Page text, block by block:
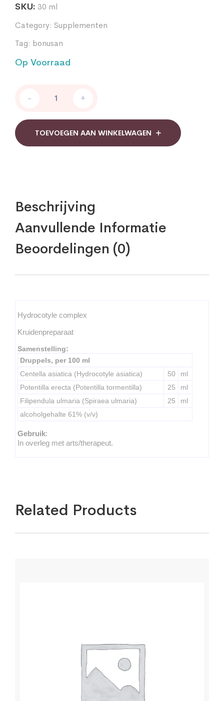
SKU: 30 ml
Category: Supplementen
Tag: bonusan
Op Voorraad
Hydrocotyle
quantity
- +
TOEVOEGEN AAN WINKELWAGEN
Beschrijving
Aanvullende Informatie
Beoordelingen (0)
Hydrocotyle complex
Kruidenpreparaat
Samenstelling:
Druppels, per 100 ml
Centella asiatica (Hydrocotyle asiatica)
50
ml
Potentilla erecta (Potentilla tormentilla)
25
ml
Filipendula ulmaria (Spiraea ulmaria)
25
ml
alcoholgehalte 61% (v/v)
Gebruik:
In overleg met arts/therapeut.
Related Products